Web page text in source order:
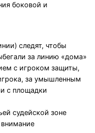
боковой и
следят, чтобы
за линию «дома»
с игроком защиты,
за умышленным
с площадки
судейской зоне